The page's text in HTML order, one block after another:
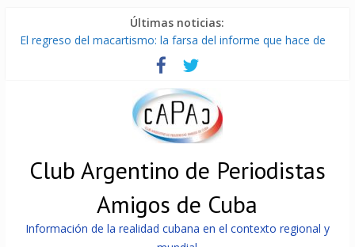
Últimas noticias:
El regreso del macartismo: la farsa del informe que hace de
Milei firmó memorándum con EE.UU sin informarlo
China presenta robots que pueden razonar, moverse y asistir
La Habana avanza en reconexión tras nuevo apagón
Más de 7 000 contenedores impedidos de llegar a Cuba
Club Argentino de Periodistas
Amigos de Cuba
Información de la realidad cubana en el contexto regional y